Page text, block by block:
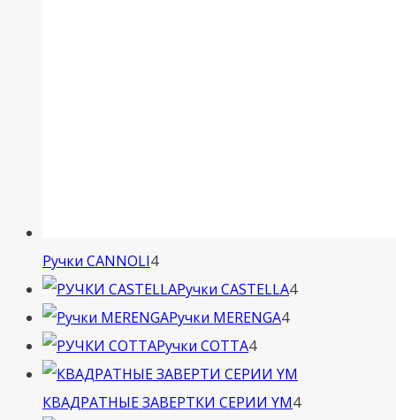
Ручки CANNOLI44
товара
Ручки CASTELLA44
Ручки MERENGA44
Ручки COTTA44
товара
КВАДРАТНЫЕ ЗАВЕРТКИ СЕРИИ YM44